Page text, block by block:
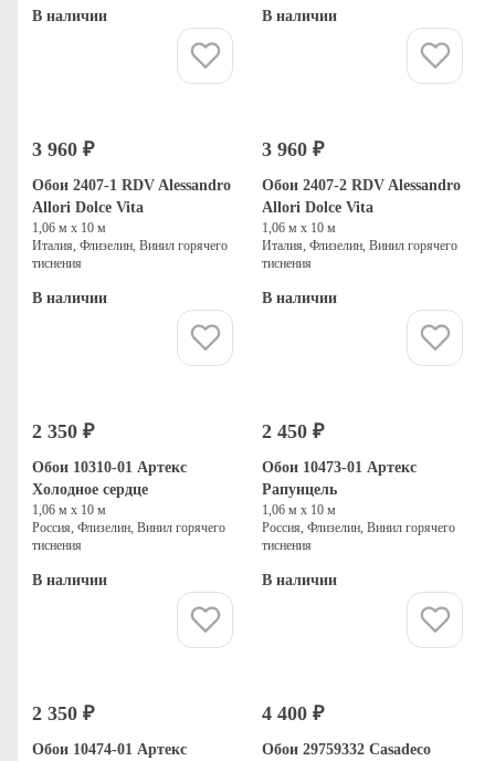
В наличии В наличии
3 960 ₽
Обои 2407-1 RDV Alessandro
Allori Dolce Vita
1,06 м х 10 м
Италия, Флизелин, Винил горячего
тиснения
В наличии
3 960 ₽
Обои 2407-2 RDV Alessandro
Allori Dolce Vita
1,06 м х 10 м
Италия, Флизелин, Винил горячего
тиснения
В наличии
2 350 ₽
Обои 10310-01 Артекс
Холодное сердце
1,06 м х 10 м
Россия, Флизелин, Винил горячего
тиснения
В наличии
2 450 ₽
Обои 10473-01 Артекс
Рапунцель
1,06 м х 10 м
Россия, Флизелин, Винил горячего
тиснения
В наличии
2 350 ₽
Обои 10474-01 Артекс
4 400 ₽
Обои 29759332 Casadeco